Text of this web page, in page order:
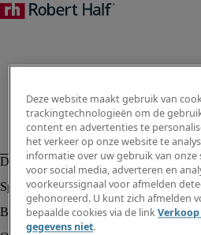
Deze website maakt gebruik van
trackingtechnologieën om de
content en advertenties te
het verkeer op onze website te
informatie over uw gebruik van
voor social media, adverteren en
voorkeurssignaal voor afmelden
gehonoreerd. U kunt zich afmelden
bepaalde cookies via de link
gegevens niet.